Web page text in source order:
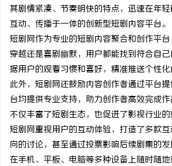
其剧情紧凑、节奏明快的特点，迅速在年
互动、传播于一体的创新型短剧内容平台。
短剧网作为专业的短剧内容聚合和创作平
穿越还是喜剧幽默，用户都能找到符合自
据用户的观看习惯和喜好，精准推送个性
此外，短剧网还鼓励内容创作者通过平台
台均提供专业支持，助力创作者高效完成
不仅丰富了短剧生态，也促进了影视行业
短剧网重视用户的互动体验，打造了多款
向的讨论，甚至通过投票影响后续剧集的
在手机、平板、电脑等多种设备上随时随